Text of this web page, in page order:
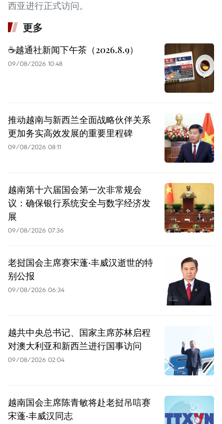
西亚进行正式访问。
更多
☕️越通社新闻下午茶（2026.8.9）
09/08/2026 10:48
推动越南与新西兰全面战略伙伴关系
更加务实高效发展的重要里程碑
09/08/2026 08:11
越南第十六届国会第一次非常规会
议：确保银行系统安全与数字经济发
展
09/08/2026 07:36
老挝国会主席赛宋蓬·丰威汉逝世的特
别公报
09/08/2026 06:34
越共中央总书记、国家主席苏林启程
对澳大利亚和新西兰进行国事访问
09/08/2026 02:04
越南国会主席陈青敏将赴老挝吊唁赛
宋蓬·丰威汉同志